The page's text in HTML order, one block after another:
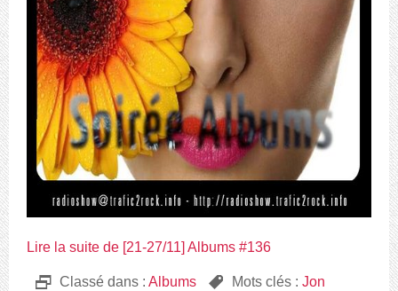
Lire la suite de [21-27/11] Albums #136
D Classé dans : Albums , Mots clés : Jon